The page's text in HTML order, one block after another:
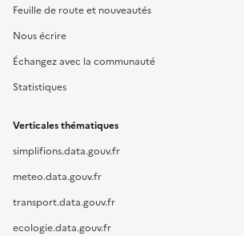
Feuille de route et nouveautés
Nous écrire
Échangez avec la communauté
Statistiques
Verticales thématiques
simplifions.data.gouv.fr
meteo.data.gouv.fr
transport.data.gouv.fr
ecologie.data.gouv.fr